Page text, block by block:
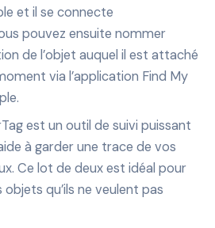
et il se connecte
pouvez ensuite nommer
de l’objet auquel il est attaché
via l’application Find My
est un outil de suivi puissant
à garder une trace de vos
Ce lot de deux est idéal pour
qu’ils ne veulent pas